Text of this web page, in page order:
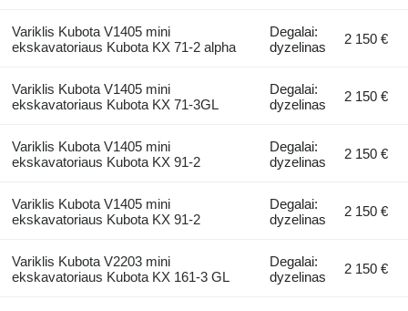
Variklis Kubota V1405 mini
ekskavatoriaus Kubota KX 71-2 alpha
Degalai:
dyzelinas
2 150 €
Variklis Kubota V1405 mini
ekskavatoriaus Kubota KX 71-3GL
Degalai:
dyzelinas
2 150 €
Variklis Kubota V1405 mini
ekskavatoriaus Kubota KX 91-2
Degalai:
dyzelinas
2 150 €
Variklis Kubota V1405 mini
ekskavatoriaus Kubota KX 91-2
Degalai:
dyzelinas
2 150 €
Variklis Kubota V2203 mini
ekskavatoriaus Kubota KX 161-3 GL
Degalai:
dyzelinas
2 150 €